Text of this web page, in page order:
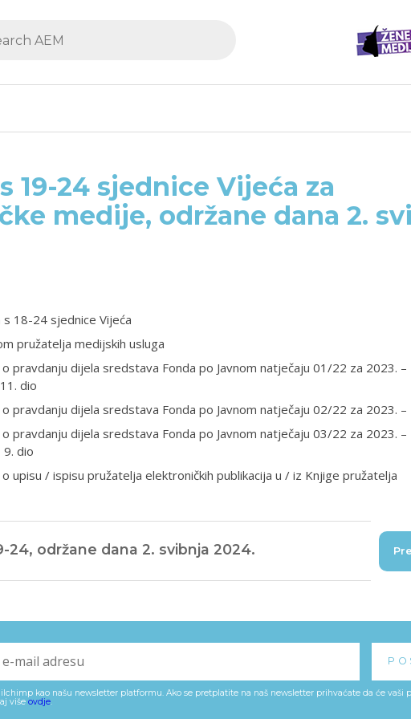
19-24 sjednice Vijeća za
medije, održane dana 2.
18-24 sjednice Vijeća
pružatelja medijskih usluga
pravdanju dijela sredstava Fonda po Javnom natječaju 01/22 za 2023. –
dio
pravdanju dijela sredstava Fonda po Javnom natječaju 02/22 za 2023. –
pravdanju dijela sredstava Fonda po Javnom natječaju 03/22 za 2023. –
9. dio
upisu / ispisu pružatelja elektroničkih publikacija u / iz Knjige pružatelja
24, održane dana 2. svibnja 2024.
kao našu newsletter platformu. Ako se pretplatite na naš newsletter prihvaćate da će
više ovdje.